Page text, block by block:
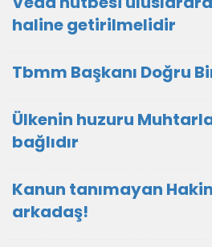
haline getirilmelidir
Tbmm Başkanı Doğru
Ülkenin huzuru
bağlıdır
Kanun tanımayan
arkadaş!